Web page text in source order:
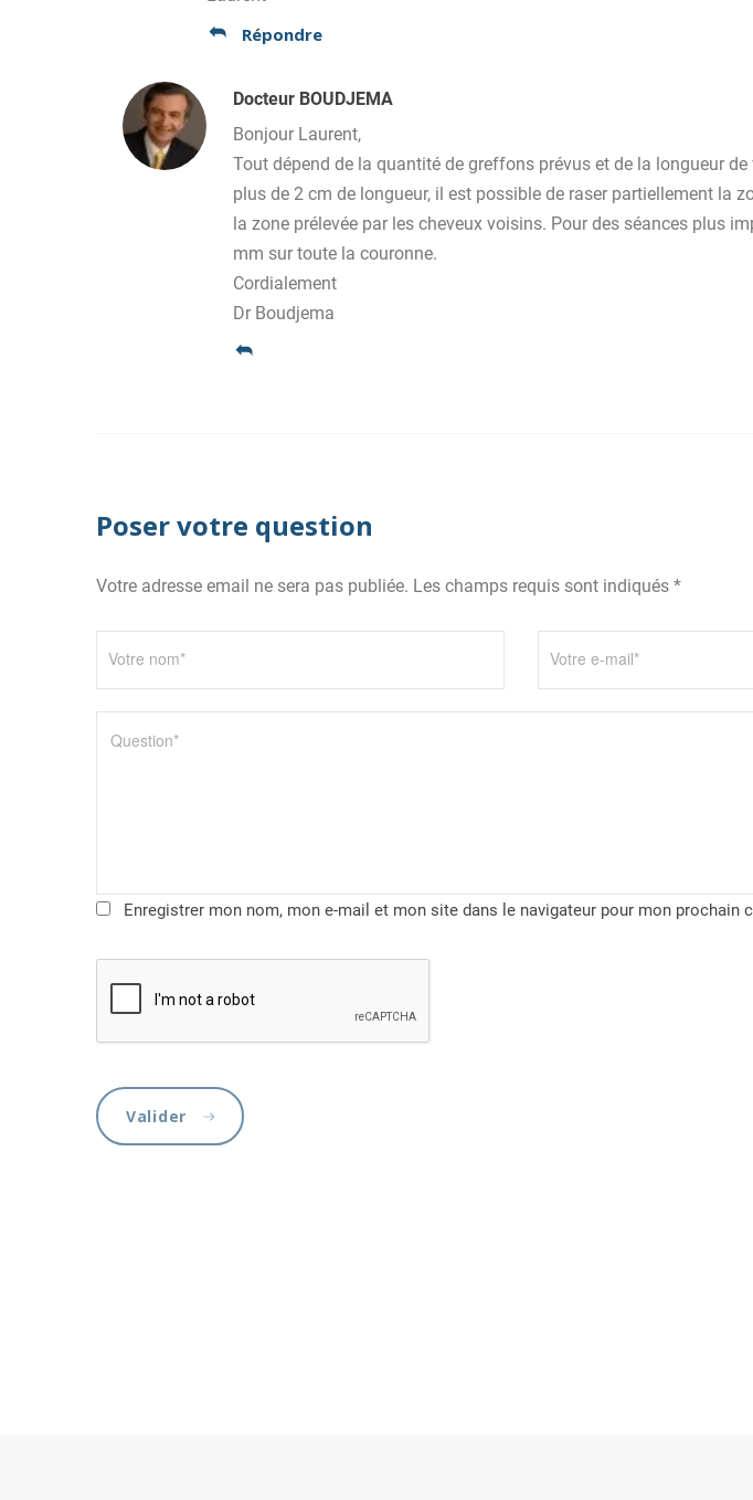
Répondre
Docteur BOUDJEMA
Bonjour Laurent,
Tout dépend de la quantité de greffons prévus et de la longueur
plus de 2 cm de longueur, il est possible de raser partiellement la
la zone prélevée par les cheveux voisins. Pour des séances plus
mm sur toute la couronne.
Cordialement
Dr Boudjema
Poser votre question
Votre adresse email ne sera pas publiée. Les champs requis sont indiqués *
Enregistrer mon nom, mon e-mail et mon site dans le navigateur pour mon prochain
Valider